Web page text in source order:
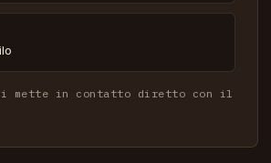
mette in contatto diretto con il